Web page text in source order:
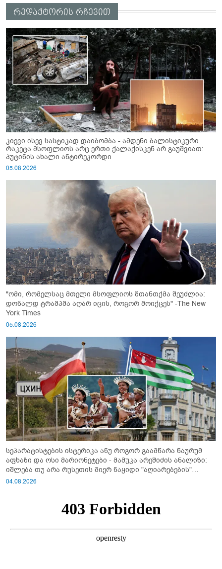
რედაქტორის რჩევით
კიევი ისევ სასტიკად დაიბომბა - ამდენი ბალისტიკური
რაკეტა მსოფლიოს არც ერთი ქალაქისკენ არ გაუშვიათ:
პუტინის ახალი ანტირეკორდი
05.08.2026
"ომი, რომელსაც მთელი მსოფლიოს შთანთქმა შეუძლია:
დონალდ ტრამპმა აღარ იცის, როგორ მოიქცეს" -The New
York Times
05.08.2026
სეპარატისტების ისტერიკა ანუ როგორ გაამწარა ნაურუმ
აფხაზი და ოსი მარიონეტები - მამუკა არეშიძის ანალიზი:
იშლება თუ არა რუსეთის მიერ ნაყიდი "აღიარებების"
სისტემა?!
04.08.2026